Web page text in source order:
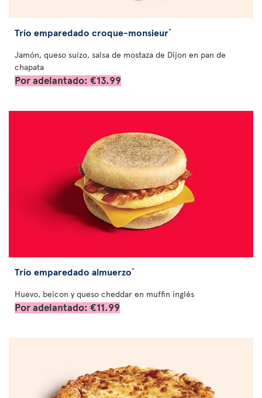
Trío emparedado croque-monsieur*
Jamón, queso suizo, salsa de mostaza de Dijon en pan de
chapata
Por adelantado: €13.99
Trío emparedado almuerzo*
Huevo, beicon y queso cheddar en muffin inglés
Por adelantado: €11.99